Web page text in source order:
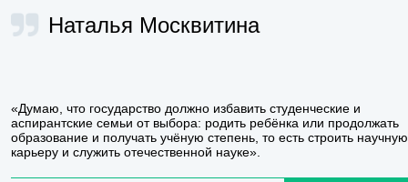
Наталья Москвитина
«Думаю, что государство должно избавить студенческие и
аспирантские семьи от выбора: родить ребёнка или продолжать
образование и получать учёную степень, то есть строить научную
карьеру и служить отечественной науке».